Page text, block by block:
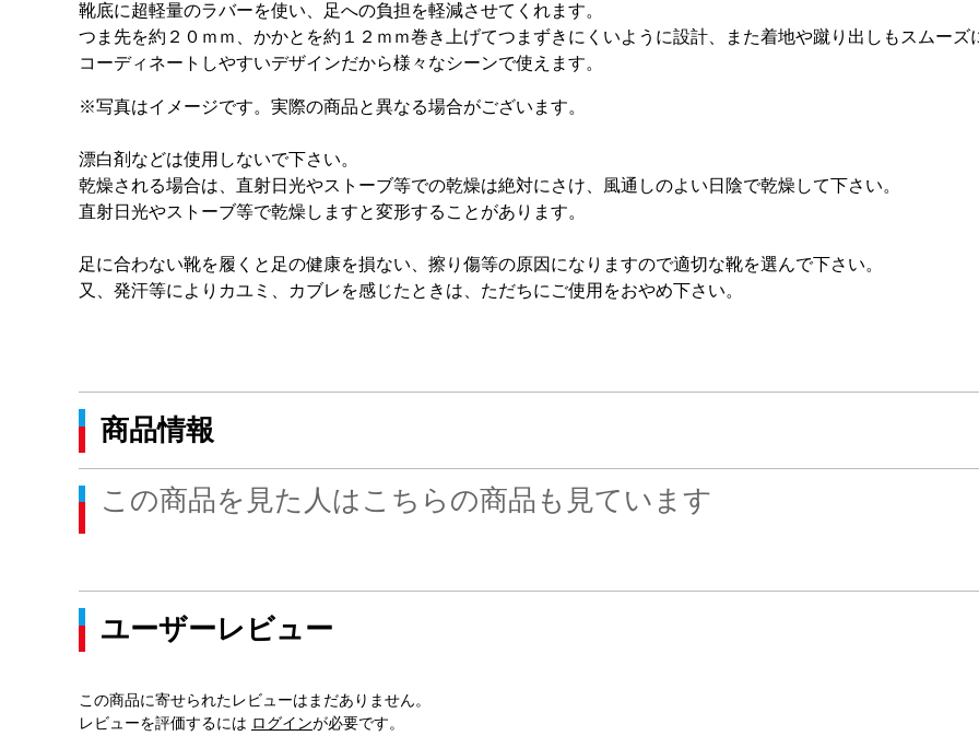
靴底に超軽量のラバーを使い、足への負担を軽減させてくれます。
つま先を約２０ｍｍ、かかとを約１２ｍｍ巻き上げてつまずきにくいように設計、また着地や蹴り出しもスムーズ
コーディネートしやすいデザインだから様々なシーンで使えます。
※写真はイメージです。実際の商品と異なる場合がございます。
漂白剤などは使用しないで下さい。
乾燥される場合は、直射日光やストーブ等での乾燥は絶対にさけ、風通しのよい日陰で乾燥して下さい。
直射日光やストーブ等で乾燥しますと変形することがあります。
足に合わない靴を履くと足の健康を損ない、擦り傷等の原因になりますので適切な靴を選んで下さい。
又、発汗等によりカユミ、カブレを感じたときは、ただちにご使用をおやめ下さい。
商品情報
この商品を見た人はこちらの商品も見ています
ユーザーレビュー
この商品に寄せられたレビューはまだありません。
レビューを評価するには ログインが必要です。